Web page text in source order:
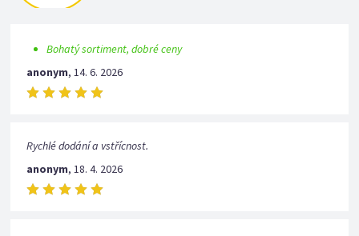
Bohatý sortiment, dobré ceny
anonym,14. 6. 2026
Rychlé dodání a vstřícnost.
anonym,18. 4. 2026